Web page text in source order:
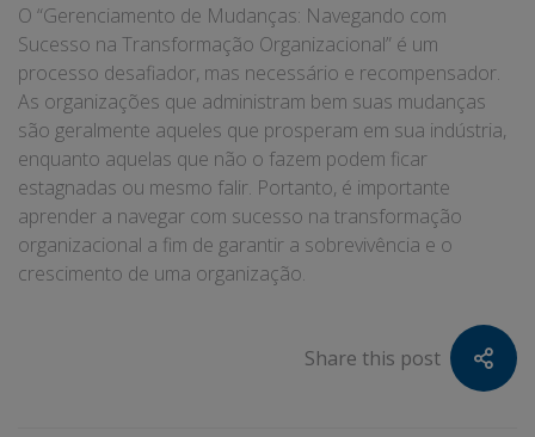
O “Gerenciamento de Mudanças: Navegando com
Sucesso na Transformação Organizacional” é um
processo desafiador, mas necessário e recompensador.
As organizações que administram bem suas mudanças
são geralmente aqueles que prosperam em sua indústria,
enquanto aquelas que não o fazem podem ficar
estagnadas ou mesmo falir. Portanto, é importante
aprender a navegar com sucesso na transformação
organizacional a fim de garantir a sobrevivência e o
crescimento de uma organização.
Share this post